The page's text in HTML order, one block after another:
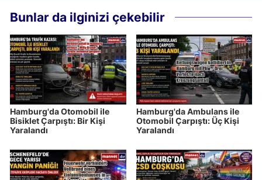
Bunlar da ilginizi çekebilir
Hamburg'da Otomobil ile
Bisiklet Çarpıştı: Bir Kişi
Yaralandı
Hamburg'da Ambulans ile
Otomobil Çarpıştı: Üç Kişi
Yaralandı